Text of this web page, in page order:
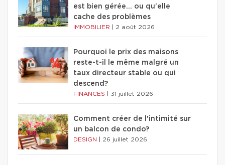
est bien gérée… ou qu'elle
cache des problèmes
IMMOBILIER 2 août 2026
Pourquoi le prix des maisons
reste-t-il le même malgré un
taux directeur stable ou qui
descend?
FINANCES 31 juillet 2026
Comment créer de l'intimité sur
un balcon de condo?
DESIGN 26 juillet 2026